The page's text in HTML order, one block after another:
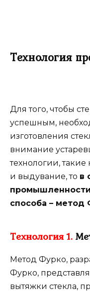
Технология
Для того, чтобы
успешным,
изготовления
внимание
технологии,
и выдувание, то в
способа –
Технология 1.
Метод Фурко,
Фурко,
вытяжки стекла,